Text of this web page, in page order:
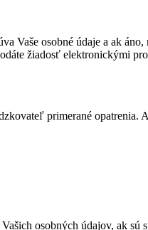
osobné údaje a ak áno,
žiadosť elektronickými
primerané
osobných údajov, ak